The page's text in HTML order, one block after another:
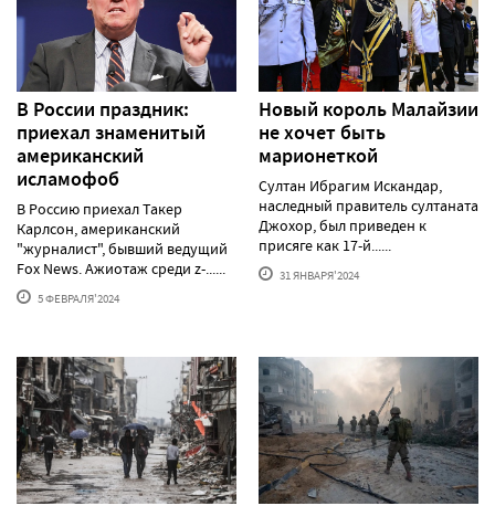
В России праздник:
приехал знаменитый
американский
исламофоб
В Россию приехал Такер
Карлсон, американский
"журналист", бывший ведущий
Fox News. Ажиотаж среди z-......
5 ФЕВРАЛЯ'2024
Новый король Малайзии
не хочет быть
марионеткой
Султан Ибрагим Искандар,
наследный правитель султаната
Джохор, был приведен к
присяге как 17-й......
31 ЯНВАРЯ'2024